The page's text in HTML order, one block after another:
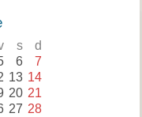
s d
6 7
13 14
20 21
27 28